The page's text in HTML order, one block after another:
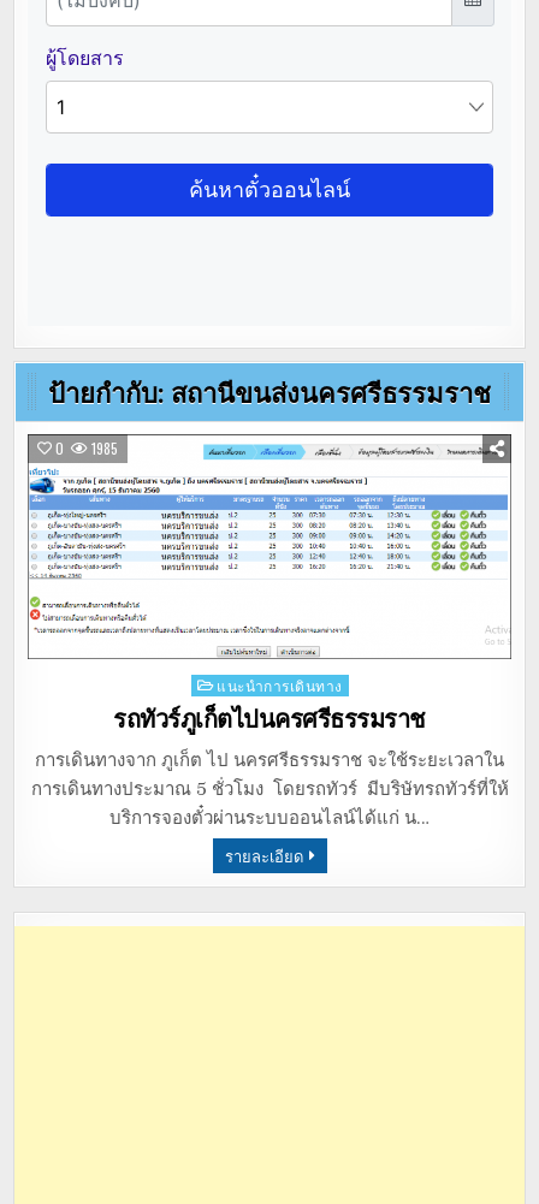
ป้ายกำกับ: สถานีขนส่งนครศรีธรรมราช
0 1985
Posted
in
แนะนำการเดินทาง
รถทัวร์ภูเก็ตไปนครศรีธรรมราช
การเดินทางจาก ภูเก็ต ไป นครศรีธรรมราช จะใช้ระยะเวลาใน
การเดินทางประมาณ 5 ชั่วโมง โดยรถทัวร์ มีบริษัทรถทัวร์ที่ให้
บริการจองตั๋วผ่านระบบออนไลน์ได้แก่ น…
รายละเอียด